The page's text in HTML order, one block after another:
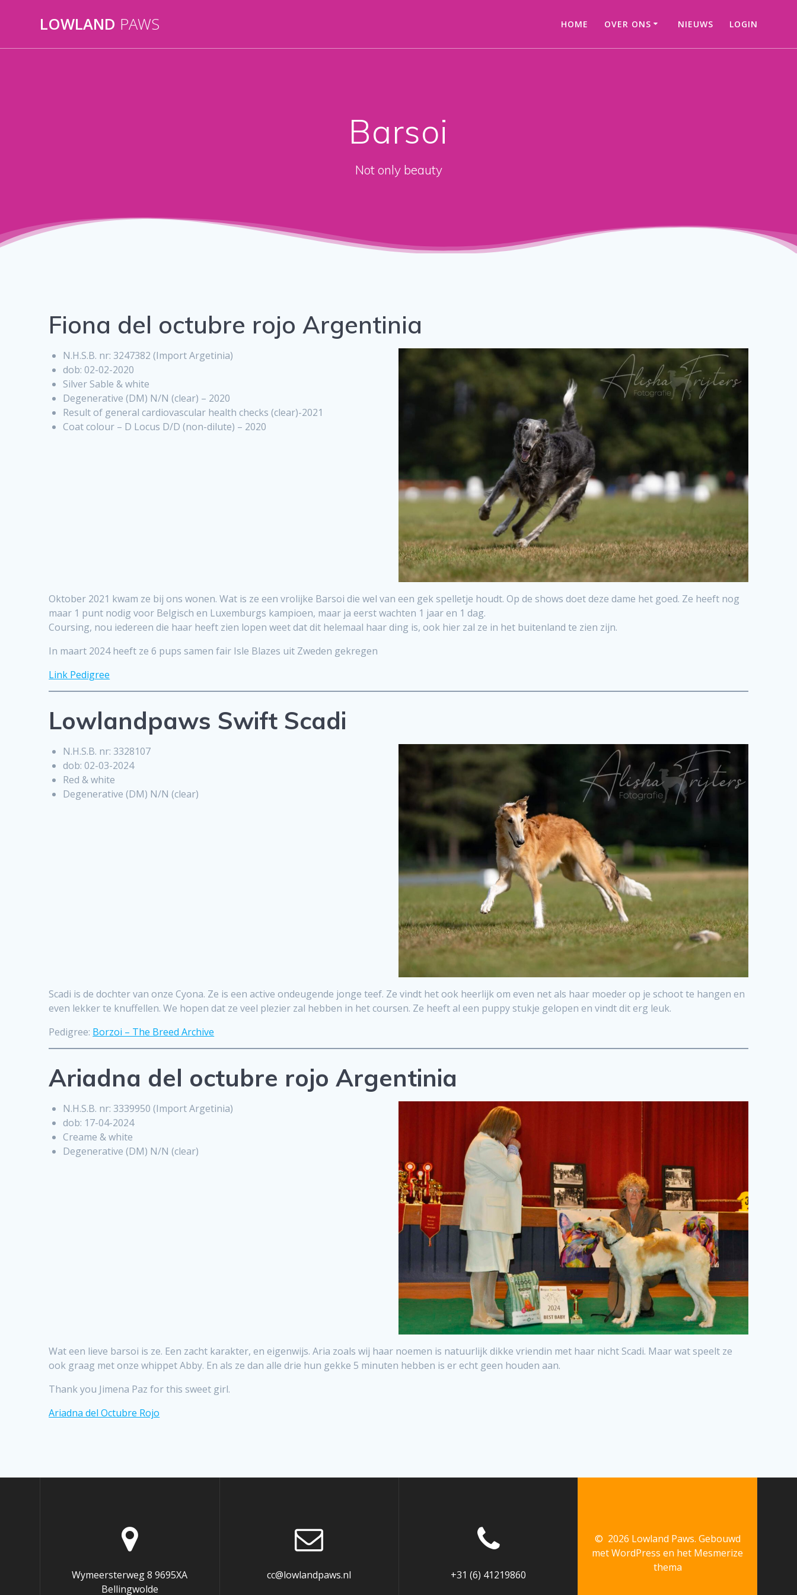
inhoud
LOWLAND PAWS HOME OVER ONS NIEUWS LOGIN
Barsoi
Not only beauty
Fiona del octubre rojo Argentinia
N.H.S.B. nr: 3247382 (Import Argetinia)
dob: 02-02-2020
Silver Sable & white
Degenerative (DM) N/N (clear) – 2020
Result of general cardiovascular health checks (clear)-2021
Coat colour – D Locus D/D (non-dilute) – 2020
Oktober 2021 kwam ze bij ons wonen. Wat is ze een vrolijke Barsoi die wel van een gek spelletje houdt. Op de shows doet deze dame het goed. Ze heeft nog
maar 1 punt nodig voor Belgisch en Luxemburgs kampioen, maar ja eerst wachten 1 jaar en 1 dag.
Coursing, nou iedereen die haar heeft zien lopen weet dat dit helemaal haar ding is, ook hier zal ze in het buitenland te zien zijn.
In maart 2024 heeft ze 6 pups samen fair Isle Blazes uit Zweden gekregen
Link Pedigree
Lowlandpaws Swift Scadi
N.H.S.B. nr: 3328107
dob: 02-03-2024
Red & white
Degenerative (DM) N/N (clear)
Scadi is de dochter van onze Cyona. Ze is een active ondeugende jonge teef. Ze vindt het ook heerlijk om even net als haar moeder op je schoot te hangen en
even lekker te knuffellen. We hopen dat ze veel plezier zal hebben in het coursen. Ze heeft al een puppy stukje gelopen en vindt dit erg leuk.
Pedigree: Borzoi – The Breed Archive
Ariadna del octubre rojo Argentinia
N.H.S.B. nr: 3339950 (Import Argetinia)
dob: 17-04-2024
Creame & white
Degenerative (DM) N/N (clear)
Wat een lieve barsoi is ze. Een zacht karakter, en eigenwijs. Aria zoals wij haar noemen is natuurlijk dikke vriendin met haar nicht Scadi. Maar wat speelt ze
ook graag met onze whippet Abby. En als ze dan alle drie hun gekke 5 minuten hebben is er echt geen houden aan.
Thank you Jimena Paz for this sweet girl.
Ariadna del Octubre Rojo
Wymeersterweg 8 9695XA
Bellingwolde
cc@lowlandpaws.nl +31 (6) 41219860
© 2026 Lowland Paws. Gebouwd
met WordPress en het Mesmerize
thema